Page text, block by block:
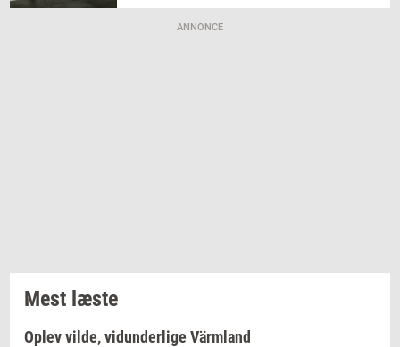
ANNONCE
Mest læste
Oplev vilde, vidunderlige Värmland